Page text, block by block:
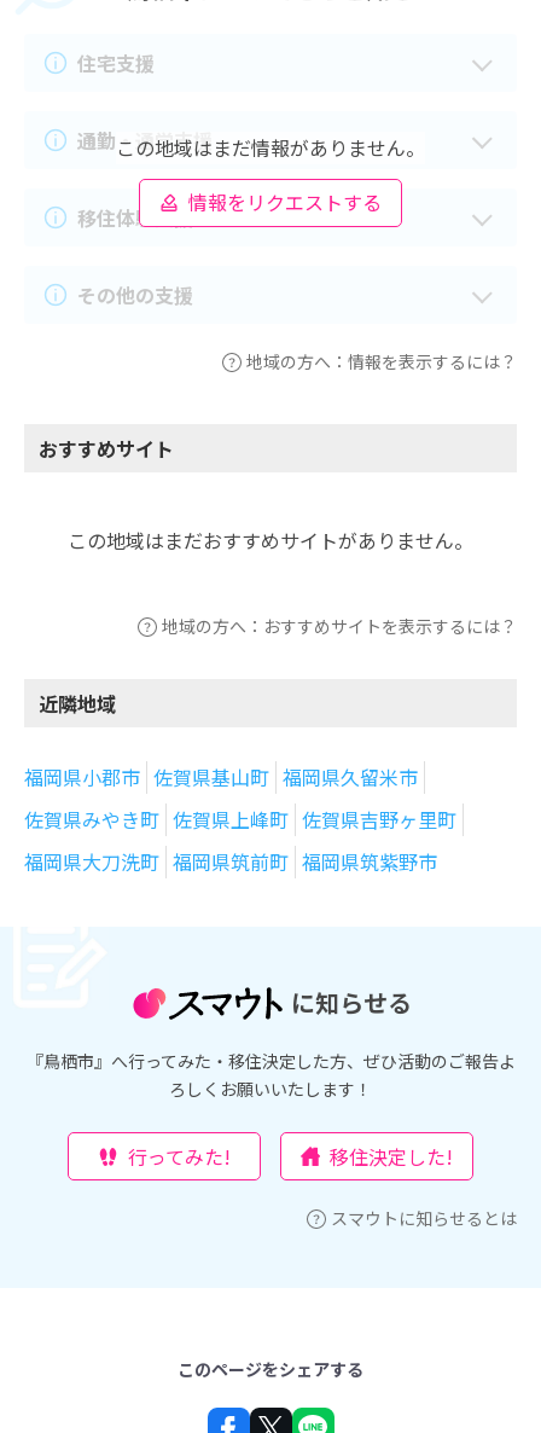
この地域はまだ情報がありません。
情報をリクエストする
住宅支援
通勤・通学支援
移住体験支援
その他の支援
地域の方へ：情報を表示するには？
おすすめサイト
この地域はまだおすすめサイトがありません。
地域の方へ：おすすめサイトを表示するには？
近隣地域
福岡県小郡市 佐賀県基山町 福岡県久留米市
佐賀県みやき町 佐賀県上峰町 佐賀県吉野ヶ里町
福岡県大刀洗町 福岡県筑前町 福岡県筑紫野市
に知らせる
『鳥栖市』へ行ってみた・移住決定した方、ぜひ活動のご報告よ
ろしくお願いいたします！
行ってみた! 移住決定した!
スマウトに知らせるとは
このページをシェアする